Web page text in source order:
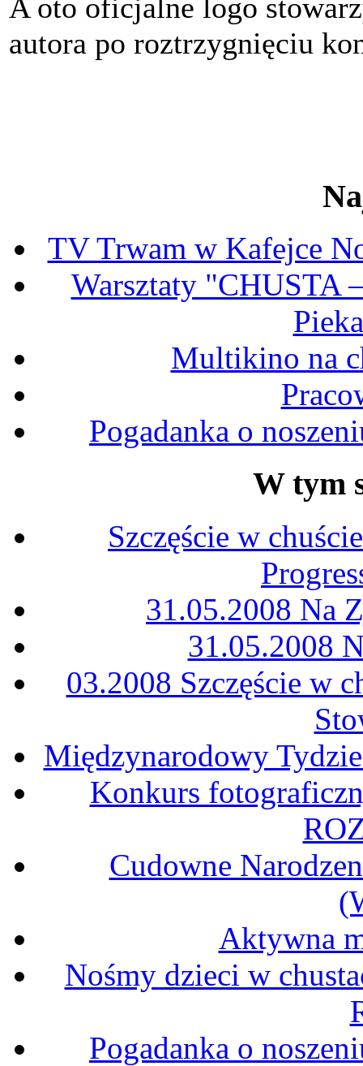
A oto oficjalne logo
autora po roztrzygnięciu
TV Trwam w Kafejce
Warsztaty
Multikino na
Pogadanka o
W tym
Szczęście w
31.05.2008 Na
31.05.2008
03.2008 Szczęście w
Międzynarodowy
Konkurs
Cudowne
Aktywna
Nośmy dzieci w
Pogadanka o